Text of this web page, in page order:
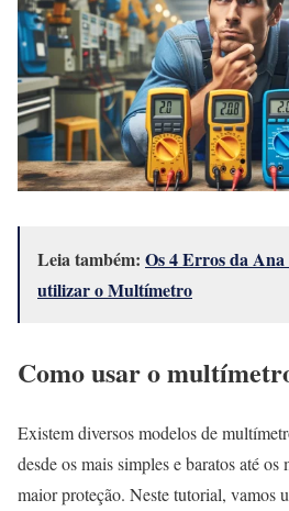
Leia também: Os 4 Erros da
utilizar o Multímetro
Como usar o
Existem diversos modelos de
desde os mais simples e baratos até os
maior proteção. Neste tutorial, vamos